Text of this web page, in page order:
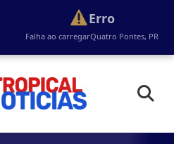
Erro
Falha ao carregarQuatro Pontes, PR